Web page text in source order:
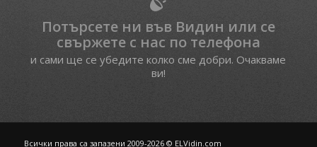
Потърсете ни във Видин или се
свържете с нас по телефона
и сами ще се убедите колко сме добри. Очакваме
ви!
Всички права са запазени 2009-2026 © ELVidin.com